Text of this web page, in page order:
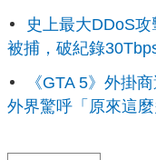
史上最大DDoS
被捕，破紀錄
《GTA 5》外掛
外界驚呼「原來這麼